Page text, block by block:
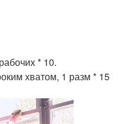
* 10.
хватом, 1 разм * 15